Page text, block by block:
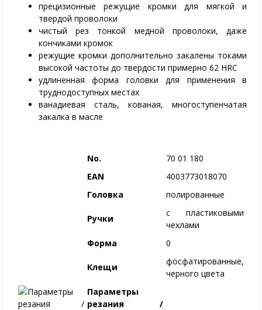
прецизионные режущие кромки для мягкой и
твердой проволоки
чистый рез тонкой медной проволоки, даже
кончиками кромок
режущие кромки дополнительно закалены токами
высокой частоты до твердости примерно 62 HRC
удлиненная форма головки для применения в
труднодоступных местах
ванадиевая сталь, кованая, многоступенчатая
закалка в масле
No.
70 01 180
EAN
4003773018070
Головка
полированные
Ручки
с пластиковыми
чехлами
Форма
0
Клещи
фосфатированные,
черного цвета
Параметры
резания /